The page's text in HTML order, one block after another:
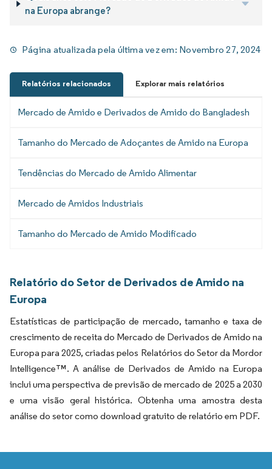
na Europa abrange?
Página atualizada pela última vez em: Novembro 27, 2024
Relatórios relacionados Explorar mais relatórios
Mercado de Amido e Derivados de Amido do Bangladesh
Tamanho do Mercado de Adoçantes de Amido na Europa
Tendências do Mercado de Amido Alimentar
Mercado de Amidos Industriais
Tamanho do Mercado de Amido Modificado
Relatório do Setor de Derivados de Amido na
Europa
Estatísticas de participação de mercado, tamanho e taxa de
crescimento de receita do Mercado de Derivados de Amido na
Europa para 2025, criadas pelos Relatórios do Setor da Mordor
Intelligence™. A análise de Derivados de Amido na Europa
inclui uma perspectiva de previsão de mercado de 2025 a 2030
e uma visão geral histórica. Obtenha uma amostra desta
análise do setor como download gratuito de relatório em PDF.